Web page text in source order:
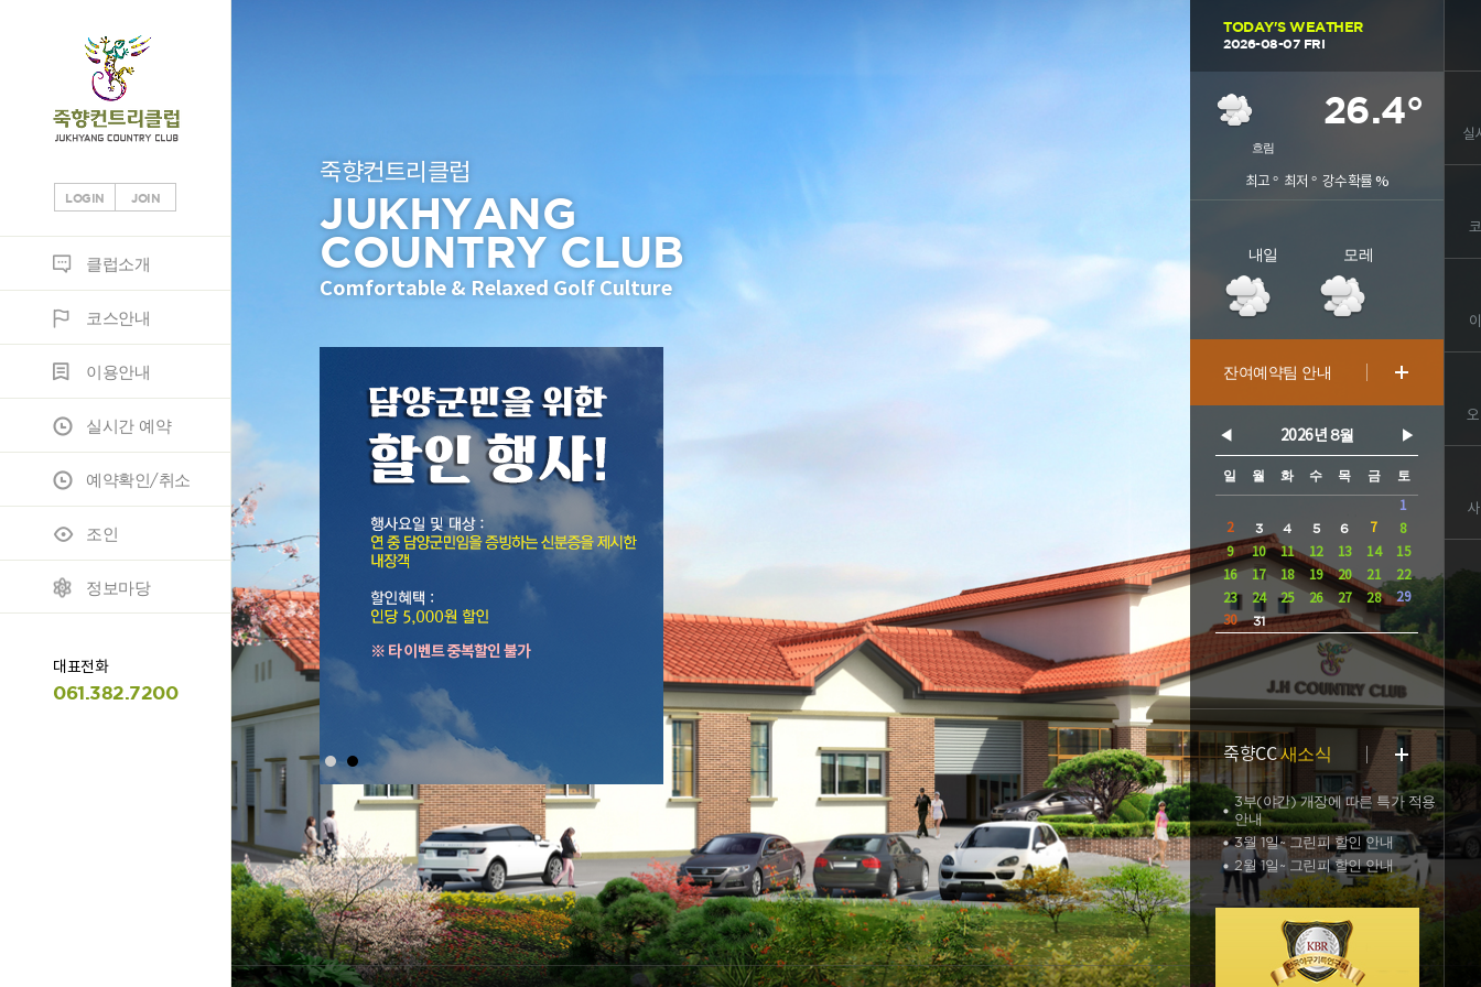
LOGIN JOIN
클럽소개
코스안내
이용안내
실시간 예약
예약확인/취소
조인
정보마당
대표전화
061.382.7200
클럽소개
클럽소개
부대시설
오시는 길
코스안내
코스소개
코스공략도
스코어카드
이용안내
이용안내
노캐디이용안내
예약안내
위약규정
모바일 이용안내
실시간 예약
예약확인/취소
조인
조인게시판
JH조인
정보마당
공지사항
고객게시판
포토갤러리
자료실
명예의 전당
죽향컨트리클럽
JUKHYANG
COUNTRY CLUB
Comfortable & Relaxed Golf Culture
TODAY'S WEATHER
2026-08-07 FRI
흐림
26.4°
최고 °최저 °강수확률 %
내일 모레
잔여예약팀 안내
◀ 2026년8월 ▶
일 월 화 수 목 금 토
1
2
3 4 5 6 7
8
9
10 11 12 13 14
15
16
17 18 19 20 21
22
23
24 25 26 27 28
29
30
31
죽향CC새소식
3부(야간) 개장에 따른 특가 적용
안내
3월 1일~ 그린피 할인 안내
2월 1일~ 그린피 할인 안내
실